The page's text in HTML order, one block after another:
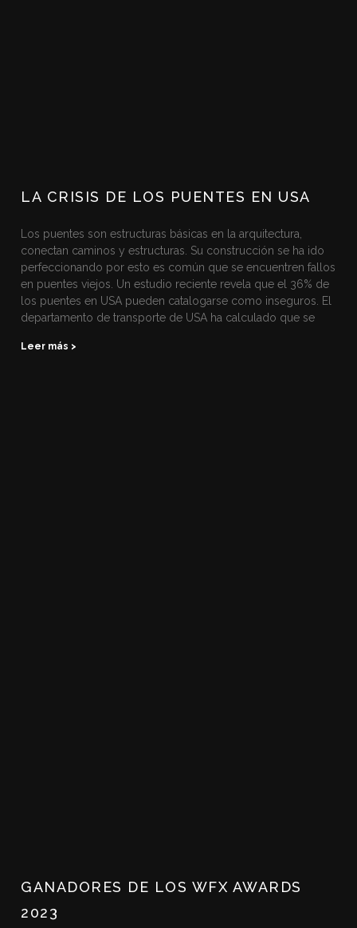
LA CRISIS DE LOS PUENTES EN USA
Los puentes son estructuras básicas en la arquitectura,
conectan caminos y estructuras. Su construcción se ha ido
perfeccionando por esto es común que se encuentren fallos
en puentes viejos. Un estudio reciente revela que el 36% de
los puentes en USA pueden catalogarse como inseguros. El
departamento de transporte de USA ha calculado que se
Leer más >
GANADORES DE LOS WFX AWARDS
2023